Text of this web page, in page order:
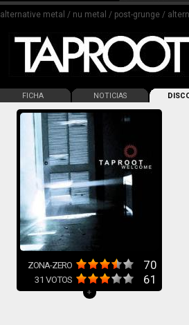
alternative metal / nu metal / post-grunge /
FICHA NOTICIAS
ZONA-ZERO 70
31 VOTOS 61
+